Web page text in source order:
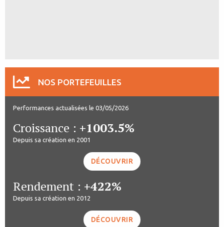
NOS PORTEFEUILLES
Performances actualisées le 03/05/2026
Croissance : +1003.5%
Depuis sa création en 2001
DÉCOUVRIR
Rendement : +422%
Depuis sa création en 2012
DÉCOUVRIR